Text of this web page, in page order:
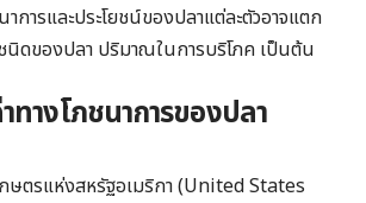
การและประโยชน์ของปลาแต่ละตัวอาจแตก
ดของปลา ปริมาณในการบริโภค เป็นต้น
างโภชนาการของปลา
ษตรแห่งสหรัฐอเมริกา (United States